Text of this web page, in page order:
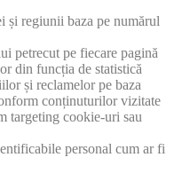
și regiunii baza pe numărul
petrecut pe fiecare pagină
din funcția de statistică
și reclamelor pe baza
conținuturilor vizitate
targeting cookie-uri sau
personal cum ar fi